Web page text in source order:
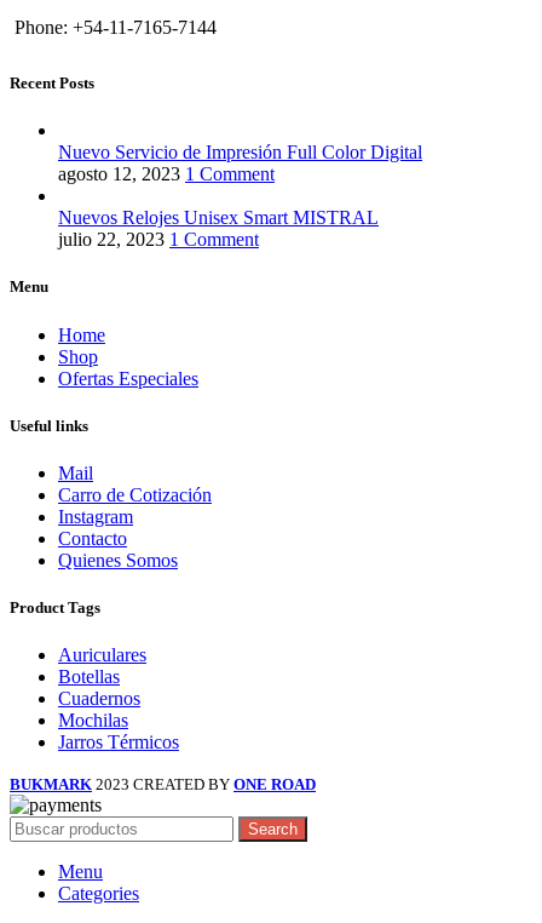
Phone: +54-11-7165-7144
Recent Posts
Nuevo Servicio de Impresión Full Color Digital
agosto 12, 2023 1 Comment
Nuevos Relojes Unisex Smart MISTRAL
julio 22, 2023 1 Comment
Menu
Home
Shop
Ofertas Especiales
Useful links
Mail
Carro de Cotización
Instagram
Contacto
Quienes Somos
Product Tags
Auriculares
Botellas
Cuadernos
Mochilas
Jarros Térmicos
BUKMARK 2023 CREATED BY ONE ROAD
Search
Menu
Categories